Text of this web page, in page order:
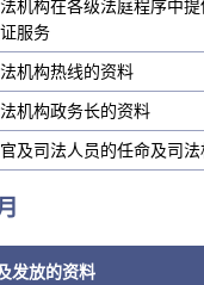
机构在各级法庭程序中
服务
机构热线的资料
机构政务长的资料
及司法人员的任命及司
发放的资料